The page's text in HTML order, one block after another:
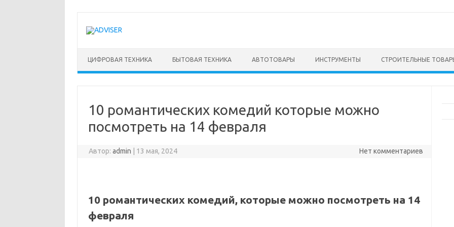
содержимому
ЦИФРОВАЯ ТЕХНИКА БЫТОВАЯ ТЕХНИКА АВТОТОВАРЫ ИНСТРУМЕНТЫ СТРОИТЕЛЬНЫЕ
10 романтических комедий которые можно
посмотреть на 14 февраля
Автор:admin 13 мая, 2024 Нет комментариев
10 романтических комедий, которые можно посмотреть на 14
февраля